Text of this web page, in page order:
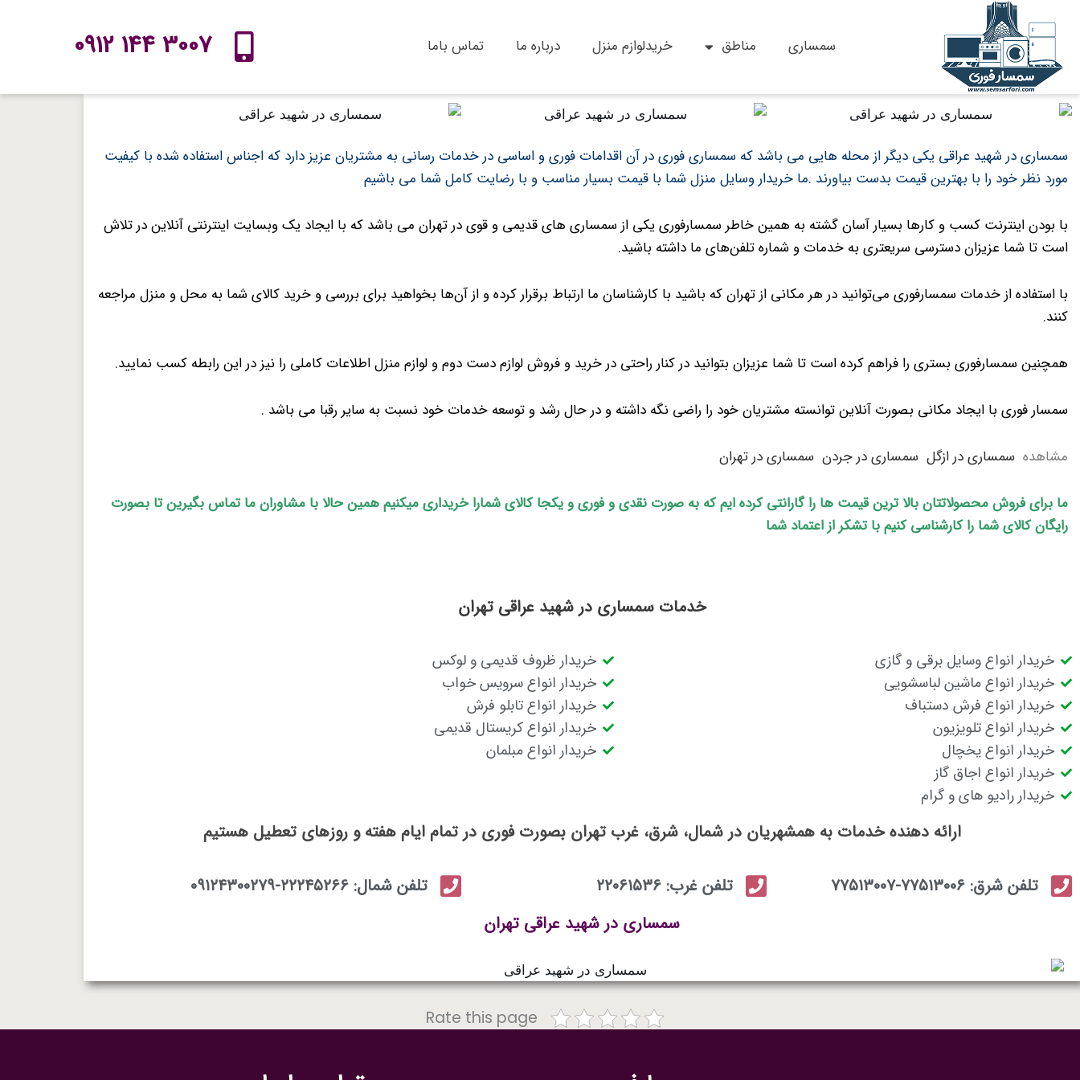
به
محتوا
سمساری مناطق خریدلوازم منزل درباره ما تماس باما 3007 144 0912
سمساریدر شهید عراقی یکی دیگر از محله هایی می باشد که سمساری فوری در آن اقدامات فوری و اساسی در خدمات رسانی به مشتریان عزیز دارد که اجناس استفاده شده با کیفیت
مورد نظر خود را با بهترین قیمت بدست بیاورند .ما خریدار وسایل منزل شما با قیمت بسیار مناسب و با رضایت کامل شما می باشیم
با بودن اینترنت کسب و کارها بسیار آسان گشته به همین خاطرسمسارفوری یکی از سمساری های قدیمی و قوی در تهران می باشد که با ایجاد یک وبسایت اینترنتی آنلاین در تلاش
است تا شما عزیزان دسترسی سریعتری به خدمات و شماره تلفن‌های ما داشته باشید.
با استفاده از خدمات سمسارفوری می‌توانید در هر مکانی از تهران که باشید با کارشناسان ما ارتباط برقرار کرده و از آن‌ها بخواهید برای بررسی و خرید کالای شما به محل و منزل مراجعه
کنند.
همچنین سمسارفوری بستری را فراهم کرده است تا شما عزیزان بتوانید در کنار راحتی در خرید و فروش لوازم دست دوم و لوازم منزل اطلاعات کاملی را نیز در این رابطه کسب نمایید.
سمسار فوری با ایجاد مکانی بصورت آنلاین توانسته مشتریان خود را راضی نگه داشته و در حال رشد و توسعه خدمات خود نسبت به سایر رقبا می باشد .
مشاهده سمساری در ازگل سمساری در جردن سمساری در تهران
ما برای فروش محصولاتتان بالا ترین قیمت ها را گارانتی کرده ایم که به صورت نقدی و فوری و یکجا کالای شمارا خریداری میکنیم همین حالا با مشاوران ما تماس بگیرین تا بصورت
رایگان کالای شما را کارشناسی کنیم با تشکر از اعتماد شما
خدمات سمساری در شهید عراقی تهران
خریدار انواع وسایل برقی و گازی
خریدار انواع ماشین لباسشویی
خریدار انواع فرش دستباف
خریدار انواع تلویزیون
خریدار انواع یخچال
خریدار انواع اجاق گاز
خریدار رادیو های و گرام
خریدار ظروف قدیمی و لوکس
خریدار انواع سرویس خواب
خریدار انواع تابلو فرش
خریدار انواع کریستال قدیمی
خریدار انواع مبلمان
ارائه دهنده خدمات به همشهریان در شمال، شرق، غرب تهران بصورت فوری در تمام ایام هفته و روزهای تعطیل هستیم
تلفن شرق: ۷۷۵۱۳۰۰۶-۷۷۵۱۳۰۰۷ تلفن غرب: ۲۲۰۶۱۵۳۶
تلفن شمال: ۲۲۲۴۵۲۶۶-۰۹۱۲۴۳۰۰۲۷۹
سمساری در شهید عراقی تهران
Rate this page